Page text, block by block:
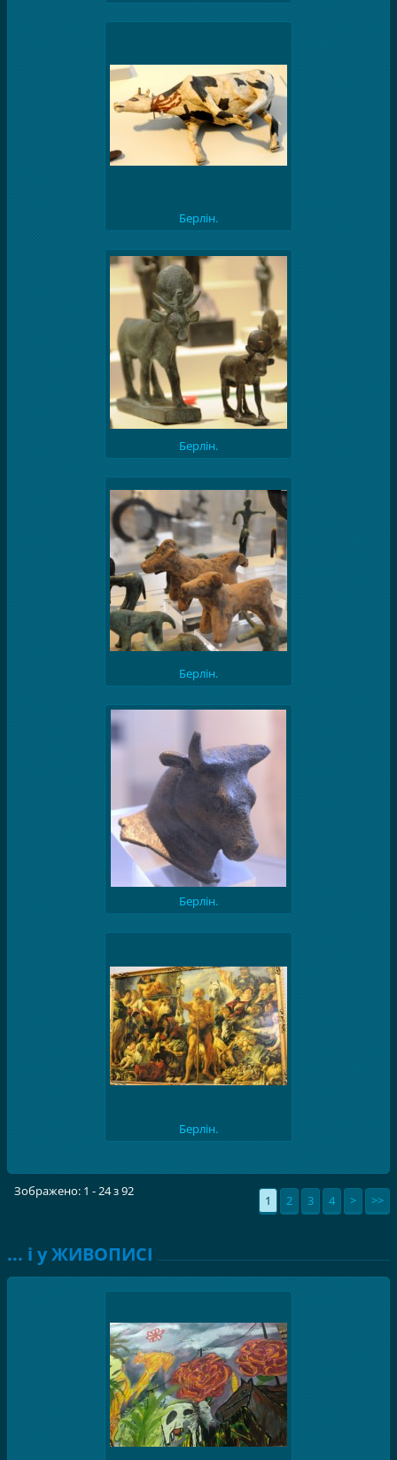
Берлін.
Берлін.
Берлін.
Берлін.
Берлін.
Зображено: 1 - 24 з 92
1 2 3 4 > >>
... і у ЖИВОПИСІ